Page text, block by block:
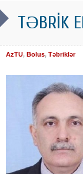
TƏBRİK
AzTU, Bolus, Təbriklər